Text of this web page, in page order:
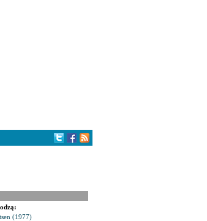
(1977)